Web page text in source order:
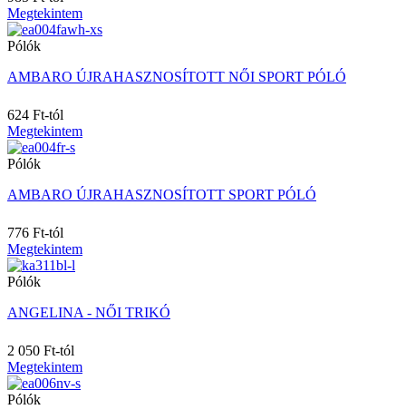
12-S
12/13
12/18M
122/128
13
134/140
14 (L)
14-S
146/152
16 (XL)
16-R
16-S
18
Megtekintem
Pólók
AMBARO ÚJRAHASZNOSÍTOTT NŐI SPORT PÓLÓ
624 Ft-tól
Megtekintem
Pólók
AMBARO ÚJRAHASZNOSÍTOTT SPORT PÓLÓ
776 Ft-tól
Megtekintem
Pólók
ANGELINA - NŐI TRIKÓ
2 050 Ft-tól
Megtekintem
Pólók